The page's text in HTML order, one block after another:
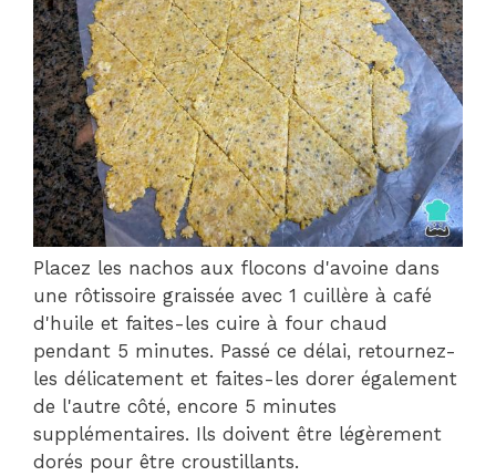
Placez les nachos aux flocons d'avoine dans
une rôtissoire graissée avec 1 cuillère à café
d'huile et faites-les cuire à four chaud
pendant 5 minutes. Passé ce délai, retournez-
les délicatement et faites-les dorer également
de l'autre côté, encore 5 minutes
supplémentaires. Ils doivent être légèrement
dorés pour être croustillants.